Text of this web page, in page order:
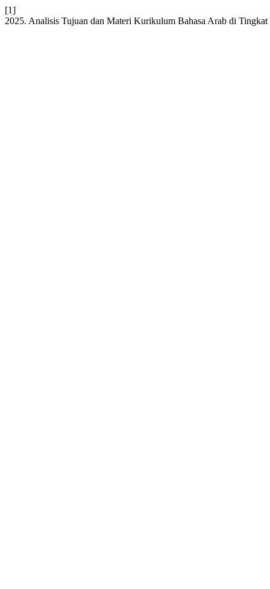
[1]
2025. Analisis Tujuan dan Materi Kurikulum Bahasa Arab di